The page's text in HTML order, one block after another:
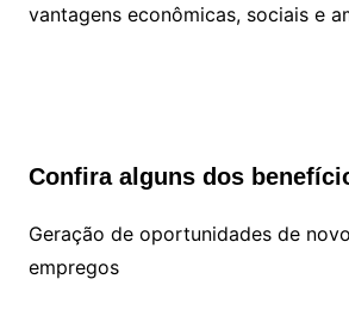
vantagens econômicas, sociais e
Confira alguns dos
Geração de oportunidades de
empregos